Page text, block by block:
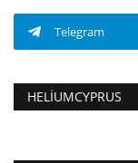
Telegram
HELIUMCYPRUS